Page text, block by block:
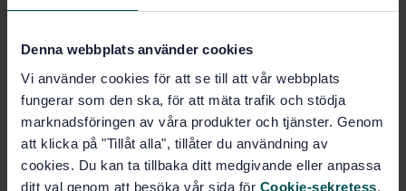
Denna webbplats använder cookies
Vi använder cookies för att se till att vår webbplats
fungerar som den ska, för att mäta trafik och stödja
marknadsföringen av våra produkter och tjänster. Genom
att klicka på "Tillåt alla", tillåter du användning av
cookies. Du kan ta tillbaka ditt medgivande eller anpassa
ditt val genom att besöka vår sida för Cookie-sekretess.
Statistiska metoder för kvalitetsstyrning av
Prenumerera på standarden - Läs mer
Pris:1 250 SEK
PDF
Lägg i varukorgen